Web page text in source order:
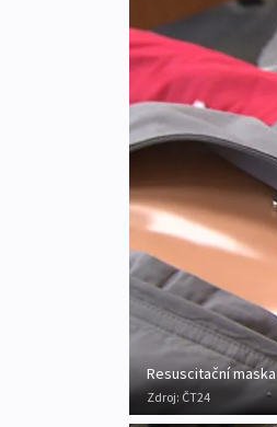
Resuscitační maska
Zdroj: ČT24